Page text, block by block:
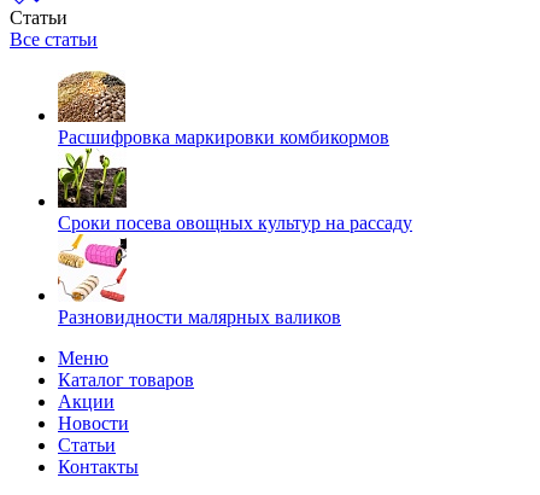
Статьи
Все статьи
Расшифровка маркировки комбикормов
Сроки посева овощных культур на рассаду
Разновидности малярных валиков
Меню
Каталог товаров
Акции
Новости
Статьи
Контакты